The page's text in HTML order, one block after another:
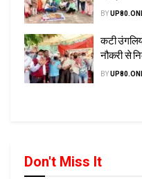
BY
कटी
नौकरी से
BY
Don't Miss It